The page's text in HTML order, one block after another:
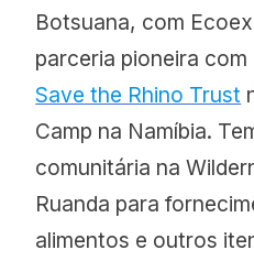
Botsuana, com
parceria pioneira
Save the Rhino Trust
Camp na Namíbia.
comunitária na
Ruanda para
alimentos e outros